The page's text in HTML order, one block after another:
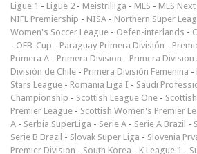
Ligue 1 - Ligue 2 - Meistriliiga - MLS - MLS
NIFL Premiership - NISA - Northern Super
Women's Soccer League - Oefen-interlands -
- ÖFB-Cup - Paraguay Primera División -
Primera A - Primera Division - Primera Division
División de Chile - Primera División Femenina -
Stars League - Romania Liga I - Saudi
Championship - Scottish League One -
Premier League - Scottish Women's Premier
A - Serbia SuperLiga - Serie A - Serie A Brazil -
Serie B Brazil - Slovak Super Liga - Slovenia
Premier Division - South Korea - K League 1 -